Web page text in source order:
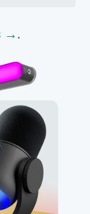
→.